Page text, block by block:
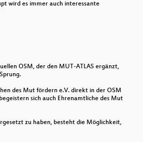
wird es immer auch interessante
OSM, der den MUT-ATLAS ergänzt,
des Mut fördern e.V. direkt in der OSM
sich auch Ehrenamtliche des Mut
zu haben, besteht die Möglichkeit,